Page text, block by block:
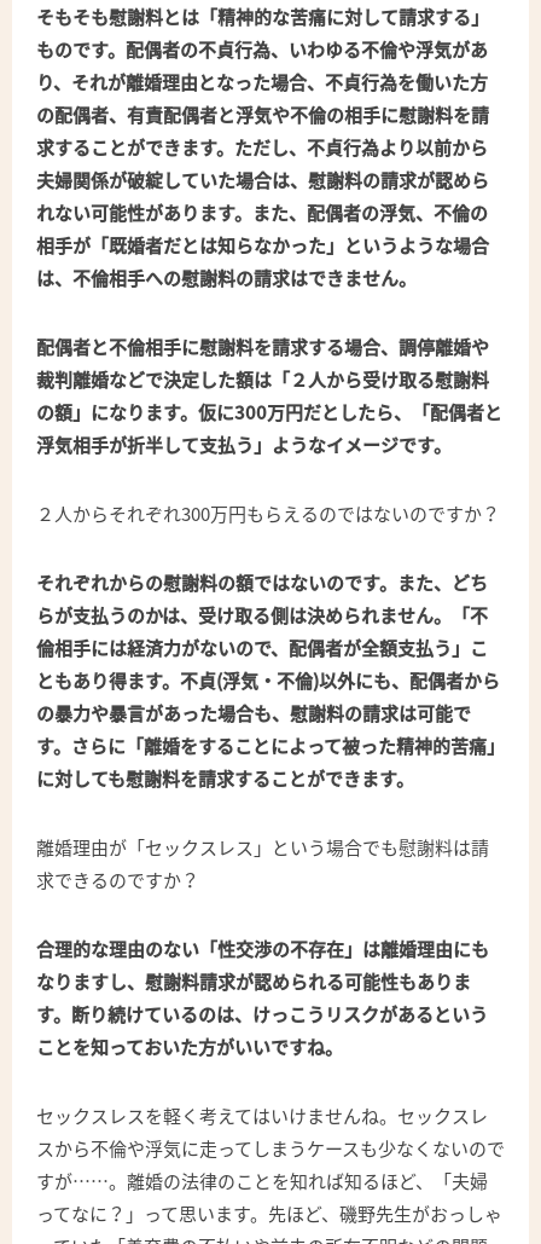
そもそも慰謝料とは「精神的な苦痛に対して請求する」
ものです。配偶者の不貞行為、いわゆる不倫や浮気があ
り、それが離婚理由となった場合、不貞行為を働いた方
の配偶者、有責配偶者と浮気や不倫の相手に慰謝料を請
求することができます。ただし、不貞行為より以前から
夫婦関係が破綻していた場合は、慰謝料の請求が認めら
れない可能性があります。また、配偶者の浮気、不倫の
相手が「既婚者だとは知らなかった」というような場合
は、不倫相手への慰謝料の請求はできません。
配偶者と不倫相手に慰謝料を請求する場合、調停離婚や
裁判離婚などで決定した額は「２人から受け取る慰謝料
の額」になります。仮に300万円だとしたら、「配偶者と
浮気相手が折半して支払う」ようなイメージです。
２人からそれぞれ300万円もらえるのではないのですか？
それぞれからの慰謝料の額ではないのです。また、どち
らが支払うのかは、受け取る側は決められません。「不
倫相手には経済力がないので、配偶者が全額支払う」こ
ともあり得ます。不貞(浮気・不倫)以外にも、配偶者から
の暴力や暴言があった場合も、慰謝料の請求は可能で
す。さらに「離婚をすることによって被った精神的苦痛」
に対しても慰謝料を請求することができます。
離婚理由が「セックスレス」という場合でも慰謝料は請
求できるのですか？
合理的な理由のない「性交渉の不存在」は離婚理由にも
なりますし、慰謝料請求が認められる可能性もありま
す。断り続けているのは、けっこうリスクがあるという
ことを知っておいた方がいいですね。
セックスレスを軽く考えてはいけませんね。セックスレ
スから不倫や浮気に走ってしまうケースも少なくないので
すが……。離婚の法律のことを知れば知るほど、「夫婦
ってなに？」って思います。先ほど、磯野先生がおっしゃ